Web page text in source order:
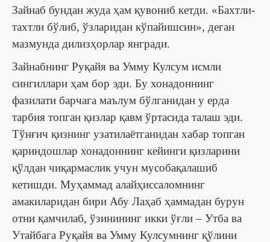
Зайнаб бундан жуда ҳам қувониб кетди. «Бахтли-
тахтли бўлиб, ўзларидан кўпайишсин», деган
мазмунда дилизҳорлар янгради.
Зайнабнинг Руқайя ва Умму Кулсум исмли
сингиллари ҳам бор эди. Бу хонадоннинг
фазилати барчага маълум бўлганидан у ерда
тарбия топган қизлар қавм ўртасида талаш эди.
Тўнғич қизнинг узатилаётганидан хабар топган
қариндошлар хонадоннинг кейинги қизларини
қўлдан чиқармаслик учун мусобақалашиб
кетишди. Муҳаммад алайҳиссаломнинг
амакиларидан бири Абу Лаҳаб ҳаммадан бурун
отни қамчилаб, ўзинининг икки ўғли – Утба ва
Утайбага Руқайя ва Умму Кулсумнинг қўлини